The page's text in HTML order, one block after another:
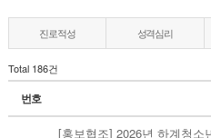
진로적성 성격심리
Total 186건
번호
[홍보협조] 2026년 하계청소